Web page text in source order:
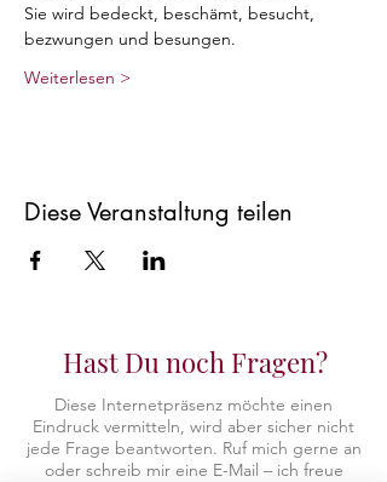
Sie wird bedeckt, beschämt, besucht,
bezwungen und besungen.
Weiterlesen >
Diese Veranstaltung teilen
Hast Du noch Fragen?
Diese Internetpräsenz möchte einen
Eindruck vermitteln, wird aber sicher nicht
jede Frage beantworten. Ruf mich gerne an
oder schreib mir eine E-Mail – ich freue